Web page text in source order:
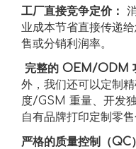
工厂直接竞争定价：
业成本节省直接传递
售或分销利润率。
完整的 OEM/ODM
外，我们还可以定制
度/GSM 重量、开发
自有品牌打印定制零售
严格的质量控制（QC